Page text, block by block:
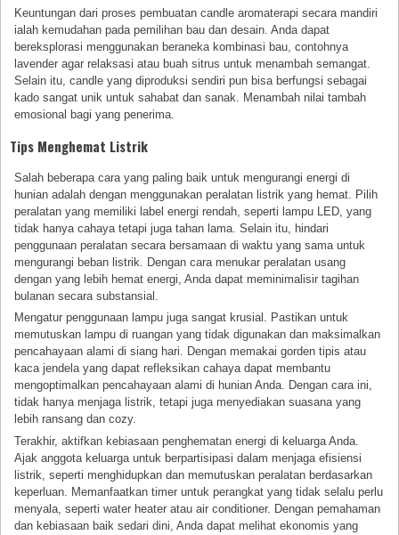
Keuntungan dari proses pembuatan candle aromaterapi secara mandiri
ialah kemudahan pada pemilihan bau dan desain. Anda dapat
bereksplorasi menggunakan beraneka kombinasi bau, contohnya
lavender agar relaksasi atau buah sitrus untuk menambah semangat.
Selain itu, candle yang diproduksi sendiri pun bisa berfungsi sebagai
kado sangat unik untuk sahabat dan sanak. Menambah nilai tambah
emosional bagi yang penerima.
Tips Menghemat Listrik
Salah beberapa cara yang paling baik untuk mengurangi energi di
hunian adalah dengan menggunakan peralatan listrik yang hemat. Pilih
peralatan yang memiliki label energi rendah, seperti lampu LED, yang
tidak hanya cahaya tetapi juga tahan lama. Selain itu, hindari
penggunaan peralatan secara bersamaan di waktu yang sama untuk
mengurangi beban listrik. Dengan cara menukar peralatan usang
dengan yang lebih hemat energi, Anda dapat meminimalisir tagihan
bulanan secara substansial.
Mengatur penggunaan lampu juga sangat krusial. Pastikan untuk
memutuskan lampu di ruangan yang tidak digunakan dan maksimalkan
pencahayaan alami di siang hari. Dengan memakai gorden tipis atau
kaca jendela yang dapat refleksikan cahaya dapat membantu
mengoptimalkan pencahayaan alami di hunian Anda. Dengan cara ini,
tidak hanya menjaga listrik, tetapi juga menyediakan suasana yang
lebih ransang dan cozy.
Terakhir, aktifkan kebiasaan penghematan energi di keluarga Anda.
Ajak anggota keluarga untuk berpartisipasi dalam menjaga efisiensi
listrik, seperti menghidupkan dan memutuskan peralatan berdasarkan
keperluan. Memanfaatkan timer untuk perangkat yang tidak selalu perlu
menyala, seperti water heater atau air conditioner. Dengan pemahaman
dan kebiasaan baik sedari dini, Anda dapat melihat ekonomis yang